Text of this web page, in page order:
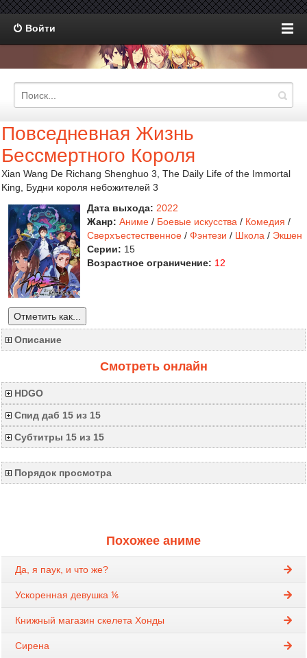
Войти
Повседневная Жизнь
Бессмертного Короля
Xian Wang De Richang Shenghuo 3, The Daily Life of the Immortal
King, Будни короля небожителей 3
Дата выхода: 2022
Жанр: Аниме / Боевые искусства / Комедия /
Сверхъестественное / Фэнтези / Школа / Экшен
Серии: 15
Возрастное ограничение: 12
Отметить как...
Описание
Смотреть онлайн
HDGO
Спид даб 15 из 15
Субтитры 15 из 15
Порядок просмотра
Похожее аниме
Да, я паук, и что же?
Ускоренная девушка ⅙
Книжный магазин скелета Хонды
Сирена